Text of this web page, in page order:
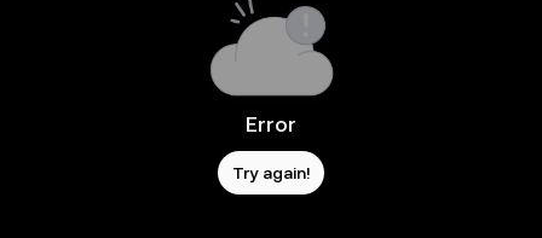
Error
Try again!